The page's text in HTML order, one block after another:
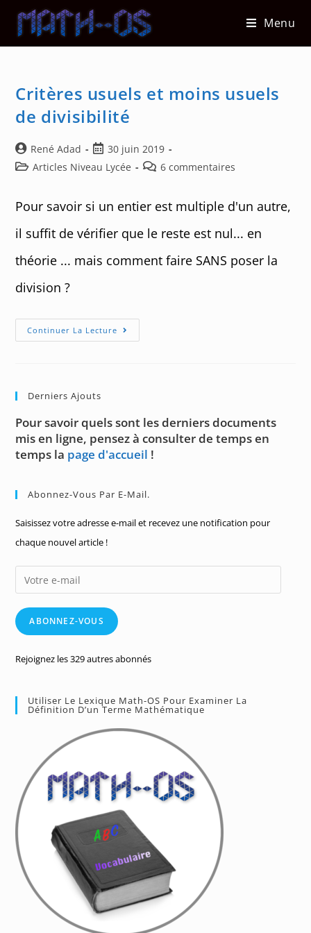
content
Menu
Critères usuels et moins usuels
de divisibilité
Auteur/autrice
de
René Adad
Post
published:
30 juin 2019
PostArticles Niveau Lycée
Post6 commentaires
Pour savoir si un entier est multiple d'un autre,
il suffit de vérifier que le reste est nul... en
théorie ... mais comment faire SANS poser la
division ?
Continuer La Lecture Critères
Usuels
Derniers Ajouts
Pour savoir quels sont les derniers documents
mis en ligne, pensez à consulter de temps en
temps la page d'accueil !
Abonnez-Vous Par E-Mail.
Saisissez votre adresse e-mail et recevez une notification pour
chaque nouvel article !
Votre
e-
mailABONNEZ-VOUS
Rejoignez les 329 autres abonnés
Utiliser Le Lexique Math-OS Pour Examiner La
Définition D’un Terme Mathématique